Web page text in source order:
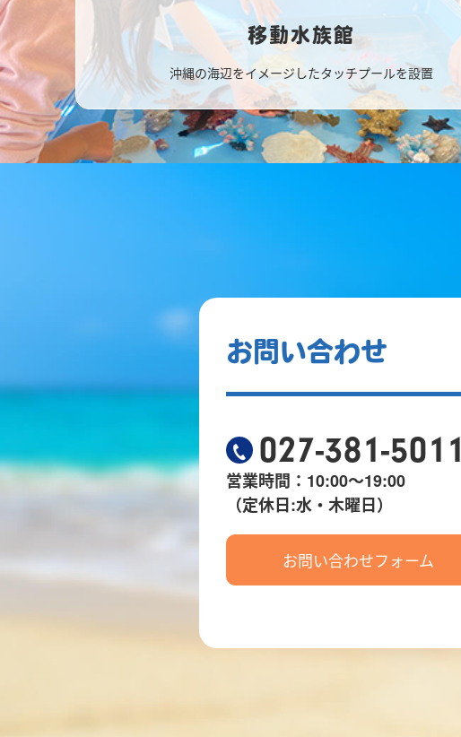
移動水族館
沖縄の海辺をイメージしたタッチプールを設置
お問い合わせ
027-381-5011
営業時間：10:00～19:00
（定休日:水・木曜日）
お問い合わせフォーム